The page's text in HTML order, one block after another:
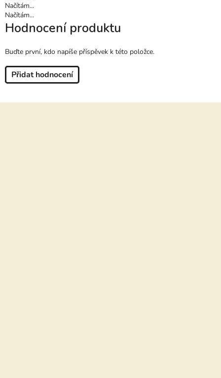
Načítám...
Načítám...
Hodnocení produktu
Buďte první, kdo napíše příspěvek k této položce.
Přidat hodnocení